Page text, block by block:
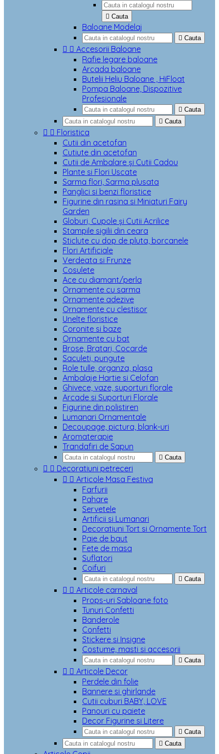
 Cauta
Baloane Modelaj
 Cauta
  Accesorii Baloane
Rafie legare baloane
Arcada baloane
Butelii Heliu Baloane , HiFloat
Pompa Baloane, Dispozitive
Profesionale
 Cauta
 Cauta
  Floristica
Cutii din acetofan
Cutiute din acetofan
Cutii de Ambalare și Cutii Cadou
Plante si Flori Uscate
Sarma flori, Sarma plusata
Panglici si benzi floristice
Figurine din rasina si Miniaturi Fairy
Garden
Globuri, Cupole și Cutii Acrilice
Stampile sigilii din ceara
Sticlute cu dop de pluta, borcanele
Flori Artificiale
Verdeata si Frunze
Cosulete
Ace cu diamant/perla
Ornamente cu sarma
Ornamente adezive
Ornamente cu clestisor
Unelte floristice
Coronite si baze
Ornamente cu bat
Brose, Bratari, Cocarde
Saculeti, pungute
Role tulle, organza, plasa
Ambalaje Hartie si Celofan
Ghivece, vaze, suporturi florale
Arcade si Suporturi Florale
Figurine din polistiren
Lumanari Ornamentale
Decoupage, pictura, blank-uri
Aromaterapie
Trandafiri de Sapun
 Cauta
  Decoratiuni petreceri
  Articole Masa Festiva
Farfurii
Pahare
Servetele
Artificii si Lumanari
Decoratiuni Tort si Ornamente Tort
Paie de baut
Fete de masa
Suflatori
Coifuri
 Cauta
  Articole carnaval
Props-uri Sabloane foto
Tunuri Confetti
Banderole
Confetti
Stickere si Insigne
Costume, masti si accesorii
 Cauta
  Articole Decor
Perdele din folie
Bannere si ghirlande
Cutii cuburi BABY, LOVE
Panouri cu paiete
Decor Figurine si Litere
 Cauta
 Cauta